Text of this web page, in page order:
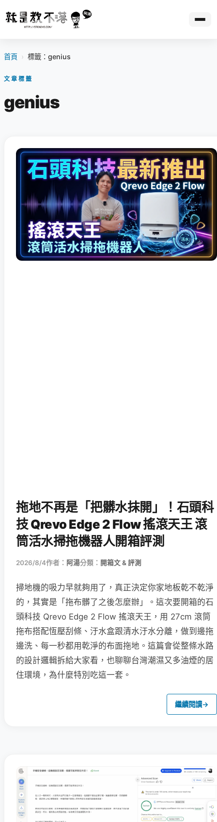
首頁 › 標籤：genius
文章標籤
genius
拖地不再是「把髒水抹開」！石頭科
技 Qrevo Edge 2 Flow 搖滾天王 滾
筒活水掃拖機器人開箱評測
2026/8/4作者： 阿湯分類： 開箱文 & 評測
掃地機的吸力早就夠用了，真正決定你家地板乾不乾淨
的，其實是「拖布髒了之後怎麼辦」。這次要開箱的石
頭科技 Qrevo Edge 2 Flow 搖滾天王，用 27cm 滾筒
拖布搭配恆壓刮條、汙水盒跟清水汙水分離，做到邊拖
邊洗、每一秒都用乾淨的布面拖地。這篇會從整條水路
的設計邏輯拆給大家看，也聊聊台灣潮濕又多油煙的居
住環境，為什麼特別吃這一套。
繼續閱讀→